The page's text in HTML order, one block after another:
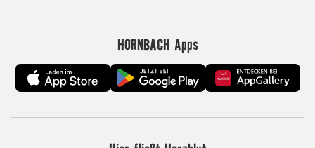
HORNBACH Apps